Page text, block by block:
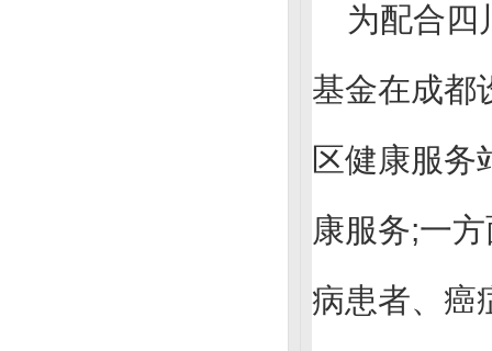
为配合四
基金在成都
区健康服务
康服务;一
病患者、癌